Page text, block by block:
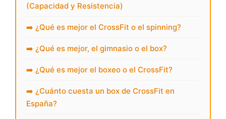
(Capacidad y Resistencia)
➡️ ¿Qué es mejor el CrossFit o el spinning?
➡️ ¿Qué es mejor, el gimnasio o el box?
➡️ ¿Qué es mejor el boxeo o el CrossFit?
➡️ ¿Cuánto cuesta un box de CrossFit en
España?